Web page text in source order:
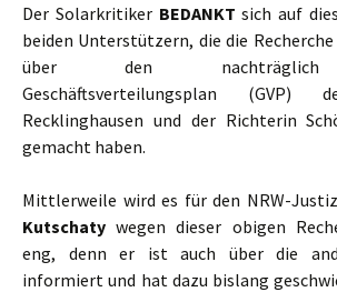
Der Solarkritiker BEDANKT sich auf
beiden Unterstützern, die die Recherche
über den nachträglich
Geschäftsverteilungsplan (GVP)
Recklinghausen und der Richterin
gemacht haben.
Mittlerweile wird es für den NRW-
Kutschaty wegen dieser obigen
eng, denn er ist auch über die
informiert und hat dazu bislang